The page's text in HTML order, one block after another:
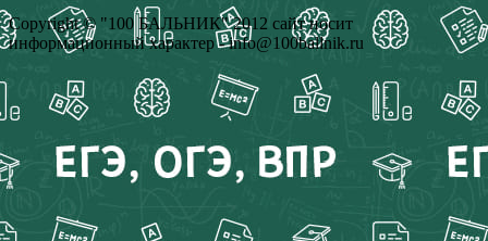
Copyright © "100 БАЛЬНИК" 2012 сайт носит
информационный характер - info@100ballnik.ru